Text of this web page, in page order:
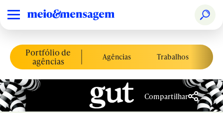
Portfólio de
agências Agências Trabalhos
Compartilhar